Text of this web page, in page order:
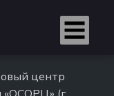
центр